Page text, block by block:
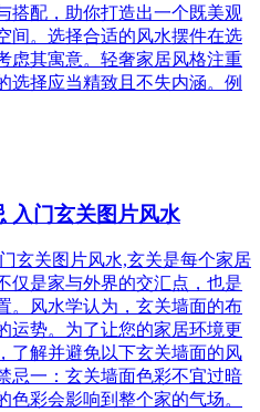
搭配，助你打造出一个既美观
间。选择合适的风水摆件在选
虑其寓意。轻奢家居风格注重
选择应当精致且不失内涵。例
入门玄关图片风水
玄关图片风水,玄关是每个家居
仅是家与外界的交汇点，也是
。风水学认为，玄关墙面的布
运势。为了让您的家居环境更
了解并避免以下玄关墙面的风
忌一：玄关墙面色彩不宜过暗
色彩会影响到整个家的气场。